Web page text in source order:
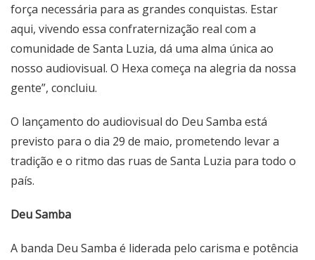
força necessária para as grandes conquistas. Estar
aqui, vivendo essa confraternização real com a
comunidade de Santa Luzia, dá uma alma única ao
nosso audiovisual. O Hexa começa na alegria da nossa
gente”, concluiu.
O lançamento do audiovisual do Deu Samba está
previsto para o dia 29 de maio, prometendo levar a
tradição e o ritmo das ruas de Santa Luzia para todo o
país.
Deu Samba
A banda Deu Samba é liderada pelo carisma e potência